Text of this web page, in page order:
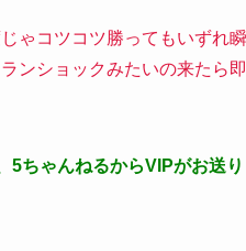
ゃコツコツ勝ってもいずれ
ンショックみたいの来たら
5ちゃんねるからVIPがお送